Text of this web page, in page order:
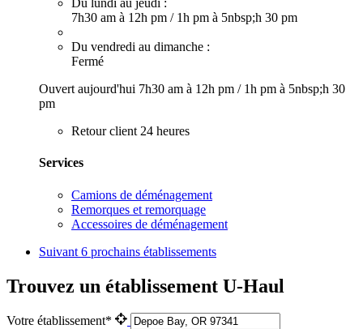
Du lundi au jeudi :
7h30 am à 12h pm / 1h pm à 5nbsp;h 30 pm
Du vendredi au dimanche :
Fermé
Ouvert aujourd'hui 7h30 am à 12h pm / 1h pm à 5nbsp;h 30
pm
Retour client 24 heures
Services
Camions de déménagement
Remorques et remorquage
Accessoires de déménagement
Suivant 6 prochains établissements
Trouvez un établissement U-Haul
Votre établissement*